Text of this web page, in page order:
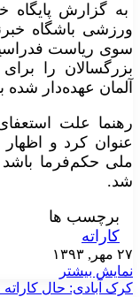
به گزارش پایگاه
ورزشی باشگاه
سوی ریاست
بزرگسالان را
آلمان عهده‌دار
رهنما علت
عنوان کرد و
ملی حکم‌فرما باشد
شد.
برچسب ها
کاراته
۲۷ مهر, ۱۳۹۳
نمایش بیشتر
کرک آبادی: حال